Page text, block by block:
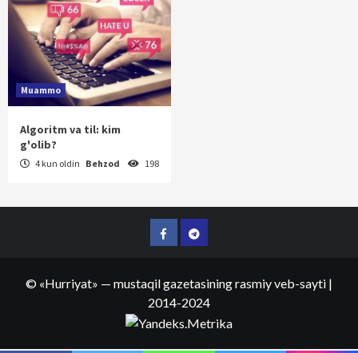
Muammo
Algoritm va til: kim
g'olib?
4 kun oldin Behzod 198
FacebookTelegram
© «Hurriyat» — mustaqil gazetasining rasmiy veb-sayti |
2014-2024